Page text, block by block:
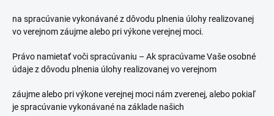
na spracúvanie vykonávané z dôvodu plnenia úlohy realizovanej
vo verejnom záujme alebo pri výkone verejnej moci.
Právo namietať voči spracúvaniu – Ak spracúvame Vaše osobné
údaje z dôvodu plnenia úlohy realizovanej vo verejnom
záujme alebo pri výkone verejnej moci nám zverenej, alebo pokiaľ
je spracúvanie vykonávané na základe našich